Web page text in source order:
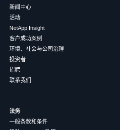
新闻中心
活动
NetApp Insight
客户成功案例
环境、社会与公司治理
投资者
招聘
联系我们
法务
一般条款和条件